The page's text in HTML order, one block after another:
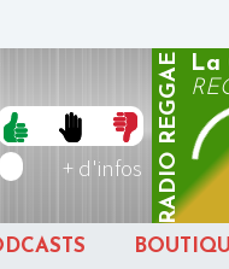
+ d'infos RADIO
REGGAE
La